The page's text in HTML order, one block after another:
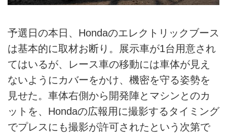
予選日の本日、Hondaのエレクトリックブース
は基本的に取材お断り。展示車が1台用意され
てはいるが、レース車の移動には車体が見え
ないようにカバーをかけ、機密を守る姿勢を
見せた。車体右側から開発陣とマシンとのカ
ットを、Hondaの広報用に撮影するタイミング
でプレスにも撮影が許可されたという次第で